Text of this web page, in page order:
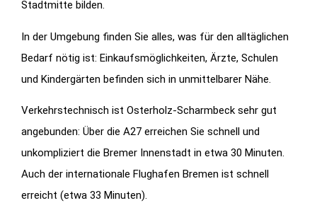
Stadtmitte bilden.
In der Umgebung finden Sie alles, was für den alltäglichen
Bedarf nötig ist: Einkaufsmöglichkeiten, Ärzte, Schulen
und Kindergärten befinden sich in unmittelbarer Nähe.
Verkehrstechnisch ist Osterholz-Scharmbeck sehr gut
angebunden: Über die A27 erreichen Sie schnell und
unkompliziert die Bremer Innenstadt in etwa 30 Minuten.
Auch der internationale Flughafen Bremen ist schnell
erreicht (etwa 33 Minuten).